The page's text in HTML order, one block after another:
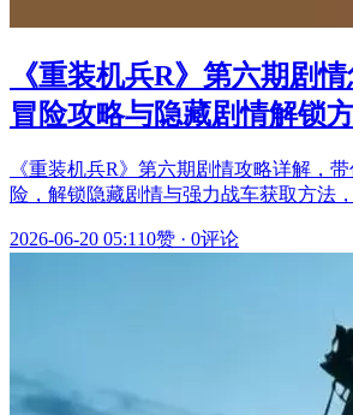
《重装机兵R》第六期剧
冒险攻略与隐藏剧情解锁
《重装机兵R》第六期剧情攻略详解，
险，解锁隐藏剧情与强力战车获取方法
2026-06-20 05:110赞 · 0评论